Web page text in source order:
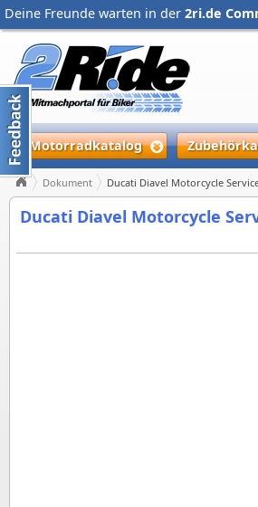
Deine Freunde warten in der 2ri.de
Motorradkatalog
Dokument Ducati Diavel Motorcycle
Ducati Diavel Motorcycle